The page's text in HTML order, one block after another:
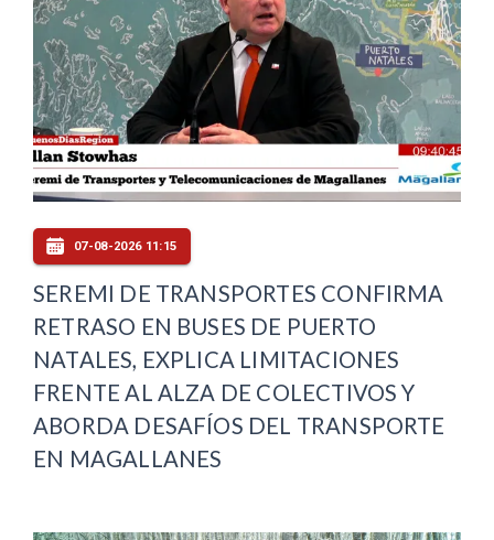
07-08-2026 11:15
SEREMI DE TRANSPORTES CONFIRMA
RETRASO EN BUSES DE PUERTO
NATALES, EXPLICA LIMITACIONES
FRENTE AL ALZA DE COLECTIVOS Y
ABORDA DESAFÍOS DEL TRANSPORTE
EN MAGALLANES